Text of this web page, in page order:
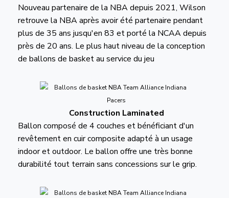
Nouveau partenaire de la NBA depuis 2021, Wilson
retrouve la NBA après avoir été partenaire pendant
plus de 35 ans jusqu'en 83 et porté la NCAA depuis
près de 20 ans. Le plus haut niveau de la conception
de ballons de basket au service du jeu
Construction Laminated
Ballon composé de 4 couches et bénéficiant d'un
revêtement en cuir composite adapté à un usage
indoor et outdoor. Le ballon offre une très bonne
durabilité tout terrain sans concessions sur le grip.